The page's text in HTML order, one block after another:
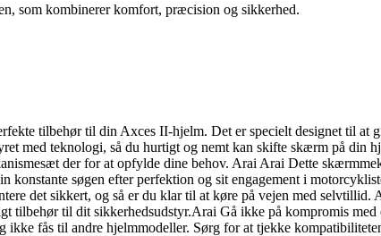
som kombinerer komfort, præcision og sikkerhed.
tilbehør til din Axces II-hjelm. Det er specielt designet til
med teknologi, så du hurtigt og nemt kan skifte skærm på din
der for at opfylde dine behov. Arai Arai Dette
konstante søgen efter perfektion og sit engagement i
det sikkert, og så er du klar til at køre på vejen med
tilbehør til dit sikkerhedsudstyr.Arai Gå ikke på kompromis
fås til andre hjelmmodeller. Sørg for at tjekke